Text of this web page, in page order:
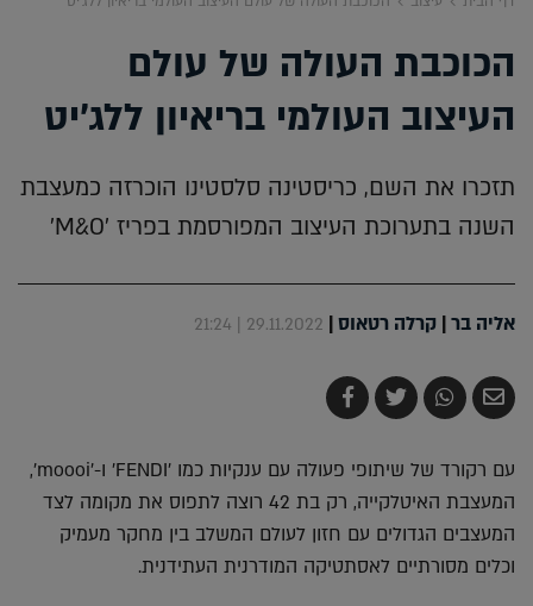
הכוכבת העולה של עולם
העיצוב העולמי בריאיון ללג'יט
תזכרו את השם, כריסטינה סלסטינו הוכרזה כמעצבת
השנה בתערוכת העיצוב המפורסמת בפריז 'M&O'
אליה בר| קרלה רטאוס|
29.11.2022 | 21:24
שלח
בדואר
שתף
ב-
צייץ
ב-
שתף
ב-
עם רקורד של שיתופי פעולה עם ענקיות כמו 'FENDI' ו-'moooi',
המעצבת האיטלקייה, רק בת 42 רוצה לתפוס את מקומה לצד
המעצבים הגדולים עם חזון לעולם המשלב בין מחקר מעמיק
וכלים מסורתיים לאסתטיקה המודרנית העתידנית.